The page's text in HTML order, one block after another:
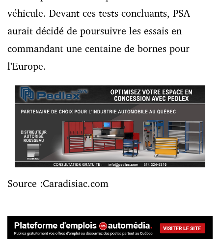
véhicule. Devant ces tests concluants, PSA
aurait décidé de poursuivre les essais en
commandant une centaine de bornes pour
l’Europe.
Source :Caradisiac.com